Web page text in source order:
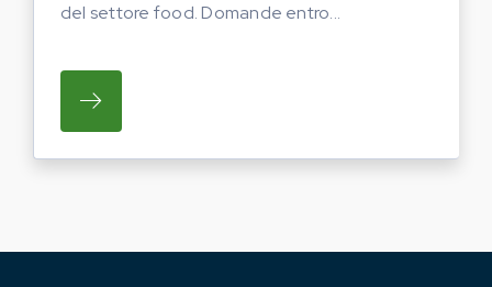
del settore food. Domande entro...
SU REGIONE LAZIO E ARSIAL PORTANO